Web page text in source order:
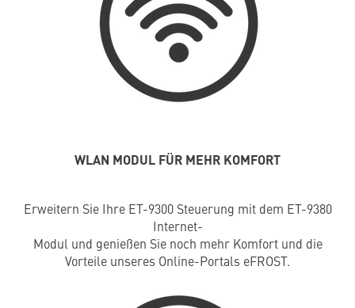
WLAN MODUL FÜR MEHR KOMFORT
Erweitern Sie Ihre ET-9300 Steuerung mit dem ET-9380
Internet-
Modul und genießen Sie noch mehr Komfort und die
Vorteile unseres Online-Portals eFROST.